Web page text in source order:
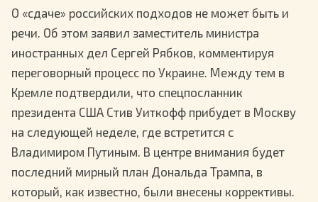
О «сдаче» российских подходов не может быть и
речи. Об этом заявил заместитель министра
иностранных дел Сергей Рябков, комментируя
переговорный процесс по Украине. Между тем в
Кремле подтвердили, что спецпосланник
президента США Стив Уиткофф прибудет в Москву
на следующей неделе, где встретится с
Владимиром Путиным. В центре внимания будет
последний мирный план Дональда Трампа, в
который, как известно, были внесены коррективы.